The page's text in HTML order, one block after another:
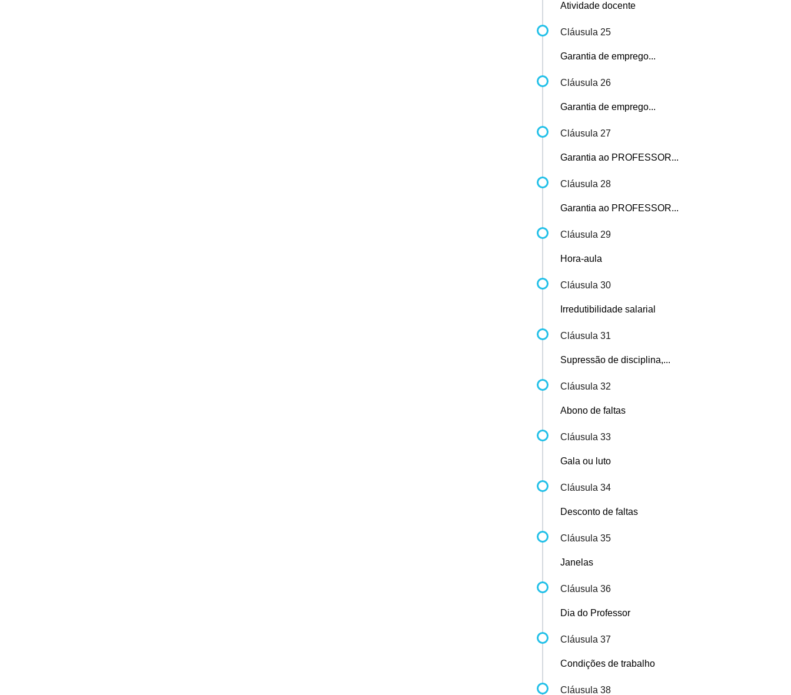
Atividade docente
Cláusula 25
Garantia de emprego...
Cláusula 26
Garantia de emprego...
Cláusula 27
Garantia ao PROFESSOR...
Cláusula 28
Garantia ao PROFESSOR...
Cláusula 29
Hora-aula
Cláusula 30
Irredutibilidade salarial
Cláusula 31
Supressão de disciplina,...
Cláusula 32
Abono de faltas
Cláusula 33
Gala ou luto
Cláusula 34
Desconto de faltas
Cláusula 35
Janelas
Cláusula 36
Dia do Professor
Cláusula 37
Condições de trabalho
Cláusula 38